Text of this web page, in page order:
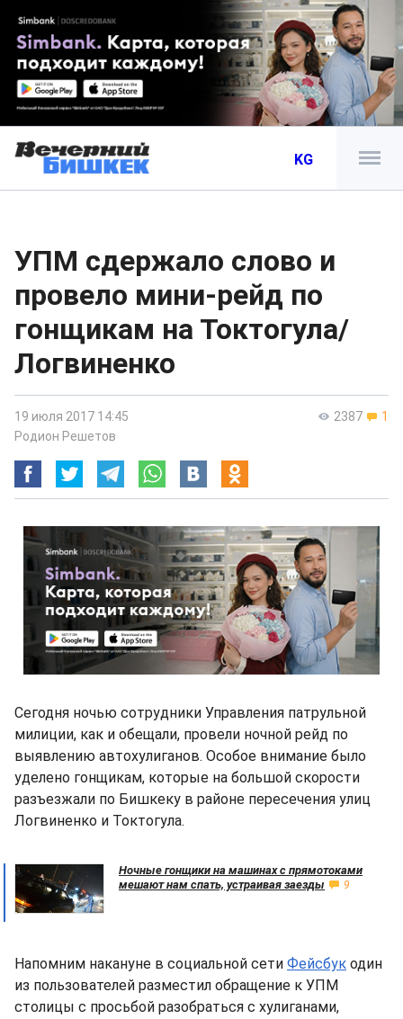
KG
УПМ сдержало слово и
провело мини-рейд по
гонщикам на Токтогула/
Логвиненко
2387 1
19 июля 2017 14:45
Родион Решетов
Сегодня ночью сотрудники Управления патрульной
милиции, как и обещали, провели ночной рейд по
выявлению автохулиганов. Особое внимание было
уделено гонщикам, которые на большой скорости
разъезжали по Бишкеку в районе пересечения улиц
Логвиненко и Токтогула.
Ночные гонщики на машинах с прямотоками
мешают нам спать, устраивая заезды
9
Напомним накануне в социальной сети Фейсбук один
из пользователей разместил обращение к УПМ
столицы с просьбой разобраться с хулиганами,